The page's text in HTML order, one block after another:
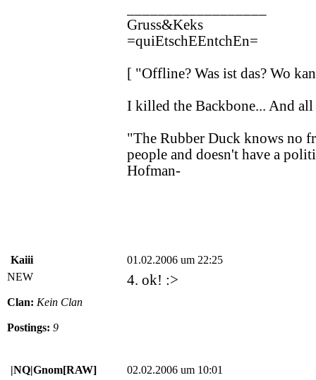
Gruss&Keks
=quiEtschEEntchEn=
[ "Offline? Was ist das? Wo
I killed the Backbone... And
"The Rubber Duck knows no
people and doesn't have a
Hofman-
Kaiii
01.02.2006 um 22:25
NEW
Clan: Kein Clan
Postings: 9
4. ok! :>
|NQ|Gnom[RAW]
02.02.2006 um 10:01